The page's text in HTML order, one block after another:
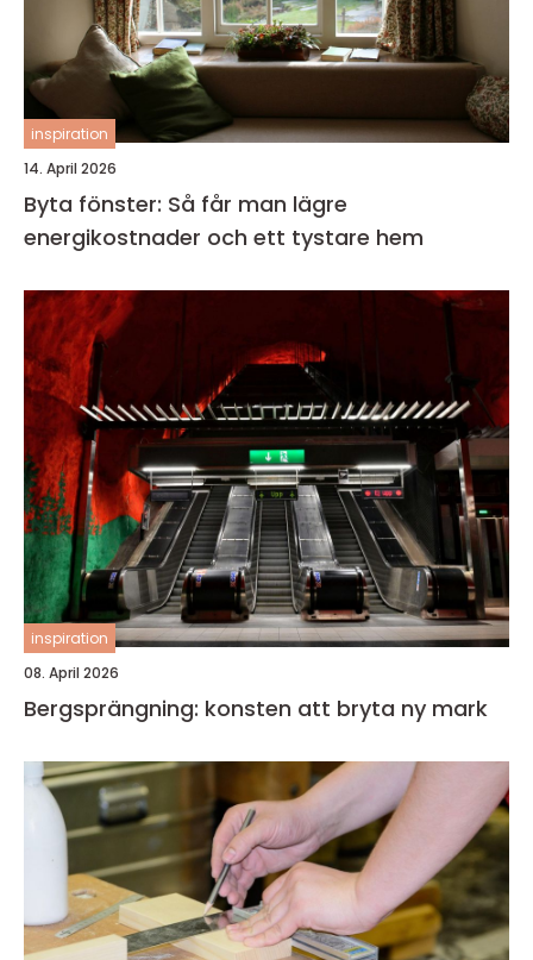
inspiration
14. April 2026
Byta fönster: Så får man lägre
energikostnader och ett tystare hem
inspiration
08. April 2026
Bergsprängning: konsten att bryta ny mark